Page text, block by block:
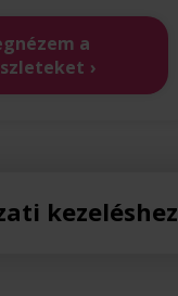
a
kezeléshez